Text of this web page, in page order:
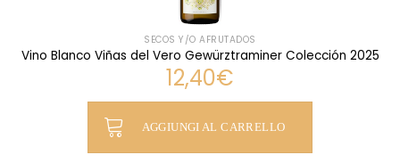
SECOS Y/O AFRUTADOS
Vino Blanco Viñas del Vero Gewürztraminer Colección 2025
12,40€
AGGIUNGI AL CARRELLO